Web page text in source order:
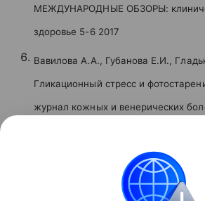
МЕЖДУНАРОДНЫЕ ОБЗОРЫ:
здоровье 5-6 2017
Вавилова А.А., Губанова Е.И.,
Гликационный стресс и
журнал кожных и венерических